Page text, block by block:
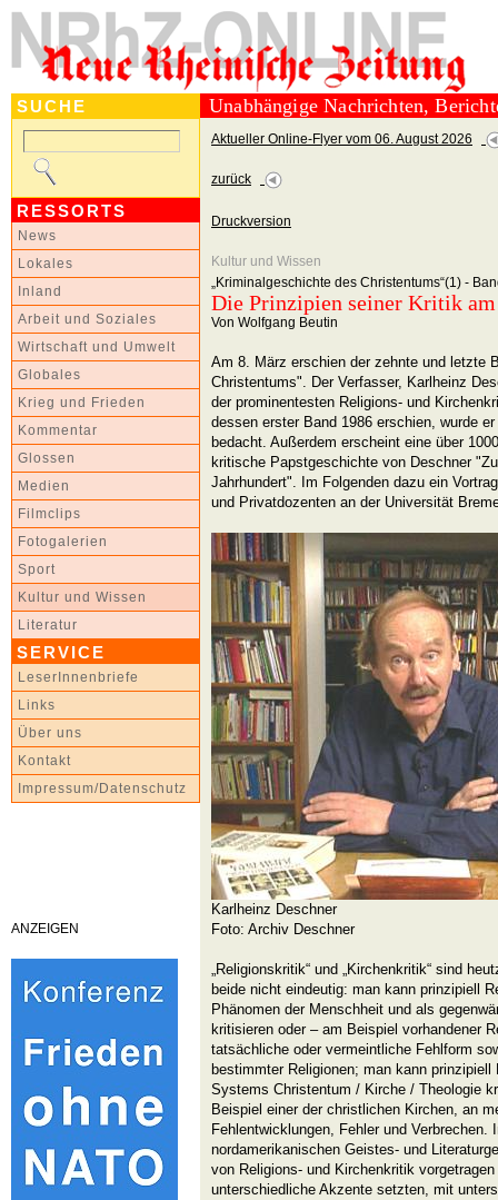
SUCHE
RESSORTS
News
Lokales
Inland
Arbeit und Soziales
Wirtschaft und Umwelt
Globales
Krieg und Frieden
Kommentar
Glossen
Medien
Filmclips
Fotogalerien
Sport
Kultur und Wissen
Literatur
SERVICE
LeserInnenbriefe
Links
Über uns
Kontakt
Impressum/Datenschutz
ANZEIGEN
Unabhängige Nachrichten,
Aktueller Online-Flyer vom 06. August 2026
zurück
Druckversion
Kultur und Wissen
„Kriminalgeschichte des Christentums“(1) -
Die Prinzipien seiner Kritik
Von Wolfgang Beutin
Am 8. März erschien der zehnte und letzte
Christentums". Der Verfasser, Karlheinz
der prominentesten Religions- und
dessen erster Band 1986 erschien, wurde
bedacht. Außerdem erscheint eine über
kritische Papstgeschichte von Deschner
Jahrhundert". Im Folgenden dazu ein
und Privatdozenten an der Universität
Karlheinz Deschner
Foto: Archiv Deschner
„Religionskritik“ und „Kirchenkritik“ sind
beide nicht eindeutig: man kann prinzipiell
Phänomen der Menschheit und als
kritisieren oder – am Beispiel vorhandener
tatsächliche oder vermeintliche Fehlform
bestimmter Religionen; man kann
Systems Christentum / Kirche / Theologie
Beispiel einer der christlichen Kirchen, an
Fehlentwicklungen, Fehler und Verbrechen.
nordamerikanischen Geistes- und
von Religions- und Kirchenkritik
unterschiedliche Akzente setzten, mit